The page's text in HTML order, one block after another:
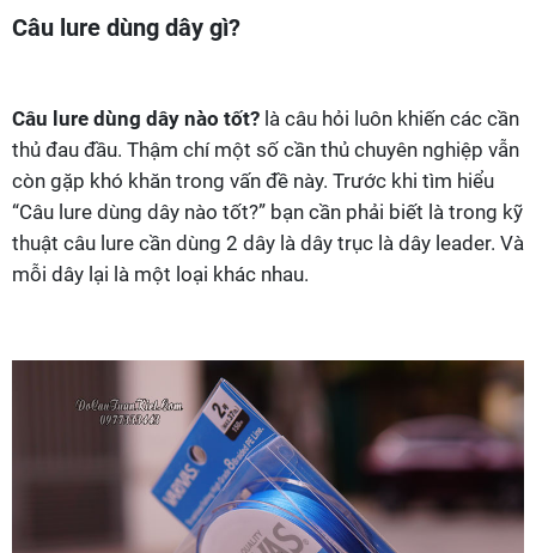
Câu lure dùng dây gì?
Câu lure dùng dây nào tốt? là câu hỏi luôn khiến các cần
thủ đau đầu. Thậm chí một số cần thủ chuyên nghiệp vẫn
còn gặp khó khăn trong vấn đề này. Trước khi tìm hiểu
“Câu lure dùng dây nào tốt?” bạn cần phải biết là trong kỹ
thuật câu lure cần dùng 2 dây là dây trục là dây leader. Và
mỗi dây lại là một loại khác nhau.